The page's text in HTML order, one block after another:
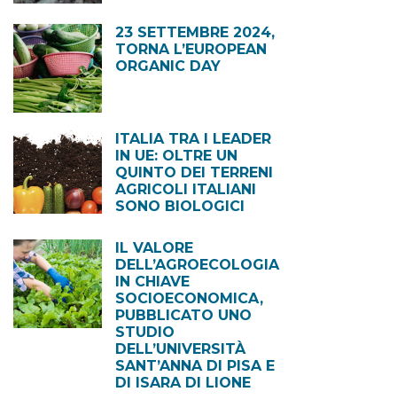
23 SETTEMBRE 2024,
TORNA L’EUROPEAN
ORGANIC DAY
ITALIA TRA I LEADER
IN UE: OLTRE UN
QUINTO DEI TERRENI
AGRICOLI ITALIANI
SONO BIOLOGICI
IL VALORE
DELL’AGROECOLOGIA
IN CHIAVE
SOCIOECONOMICA,
PUBBLICATO UNO
STUDIO
DELL’UNIVERSITÀ
SANT’ANNA DI PISA E
DI ISARA DI LIONE